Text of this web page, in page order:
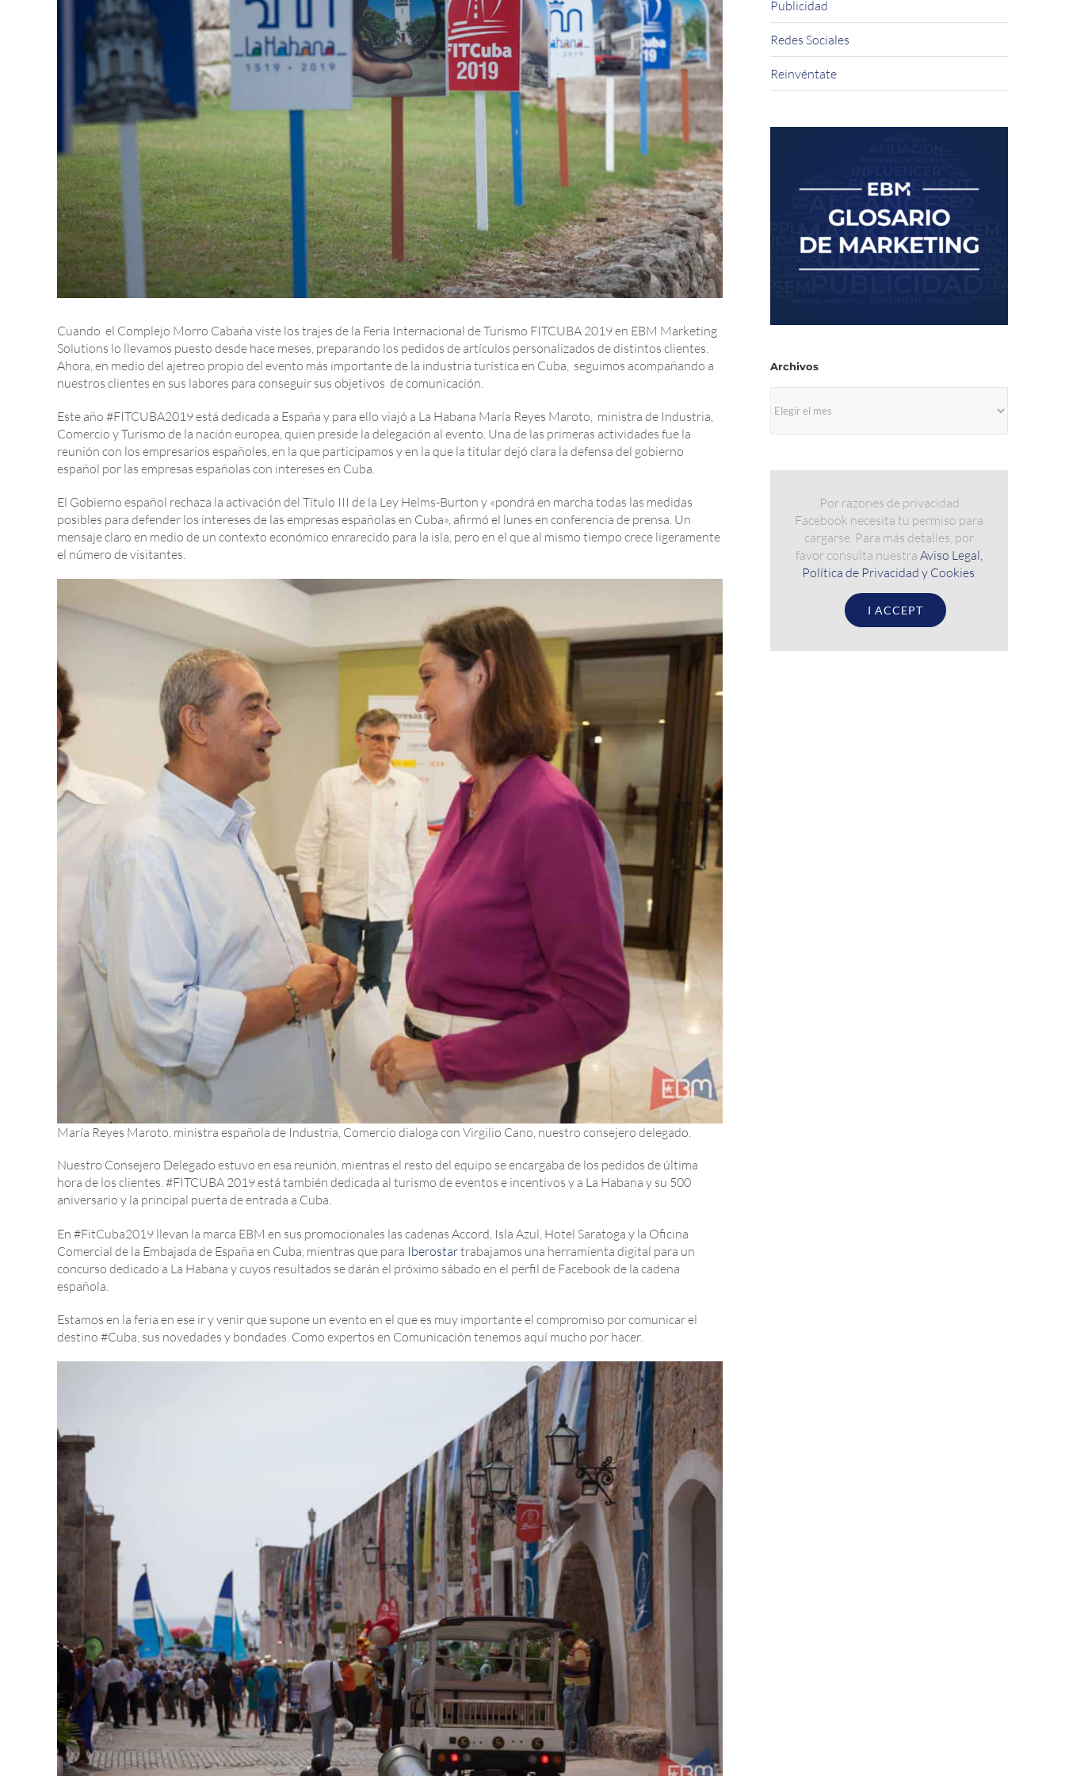
Cuando el Complejo Morro Cabaña viste los trajes de la Feria Internacional de Turismo FITCUBA 2019 en EBM Marketing
Solutions lo llevamos puesto desde hace meses, preparando los pedidos de artículos personalizados de distintos clientes.
Ahora, en medio del ajetreo propio del evento más importante de la industria turística en Cuba, seguimos acompañando a
nuestros clientes en sus labores para conseguir sus objetivos de comunicación.
Este año #FITCUBA2019 está dedicada a España y para ello viajó a La Habana María Reyes Maroto, ministra de Industria,
Comercio y Turismo de la nación europea, quien preside la delegación al evento. Una de las primeras actividades fue la
reunión con los empresarios españoles, en la que participamos y en la que la titular dejó clara la defensa del gobierno
español por las empresas españolas con intereses en Cuba.
El Gobierno español rechaza la activación del Título III de la Ley Helms-Burton y «pondrá en marcha todas las medidas
posibles para defender los intereses de las empresas españolas en Cuba», afirmó el lunes en conferencia de prensa. Un
mensaje claro en medio de un contexto económico enrarecido para la isla, pero en el que al mismo tiempo crece ligeramente
el número de visitantes.
María Reyes Maroto, ministra española de Industria, Comercio dialoga con Virgilio Cano, nuestro consejero delegado.
Nuestro Consejero Delegado estuvo en esa reunión, mientras el resto del equipo se encargaba de los pedidos de última
hora de los clientes. #FITCUBA 2019 está también dedicada al turismo de eventos e incentivos y a La Habana y su 500
aniversario y la principal puerta de entrada a Cuba.
En #FitCuba2019 llevan la marca EBM en sus promocionales las cadenas Accord, Isla Azul, Hotel Saratoga y la Oficina
Comercial de la Embajada de España en Cuba, mientras que para Iberostartrabajamos una herramienta digital para un
concurso dedicado a La Habana y cuyos resultados se darán el próximo sábado en el perfil de Facebook de la cadena
española.
Estamos en la feria en ese ir y venir que supone un evento en el que es muy importante el compromiso por comunicar el
destino #Cuba, sus novedades y bondades. Como expertos en Comunicación tenemos aquí mucho por hacer.
Publicidad
Redes Sociales
Reinvéntate
Archivos
Por razones de privacidad
Facebook necesita tu permiso para
cargarse. Para más detalles, por
favor consulta nuestra Aviso Legal,
Política de Privacidad y Cookies
I ACCEPT